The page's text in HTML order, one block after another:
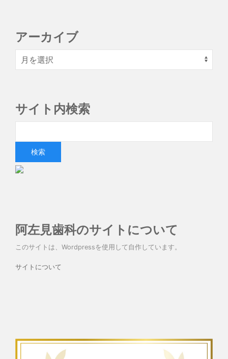
アーカイブ
サイト内検索
阿左見歯科のサイトについて
このサイトは、Wordpressを使用して自作しています。
サイトについて